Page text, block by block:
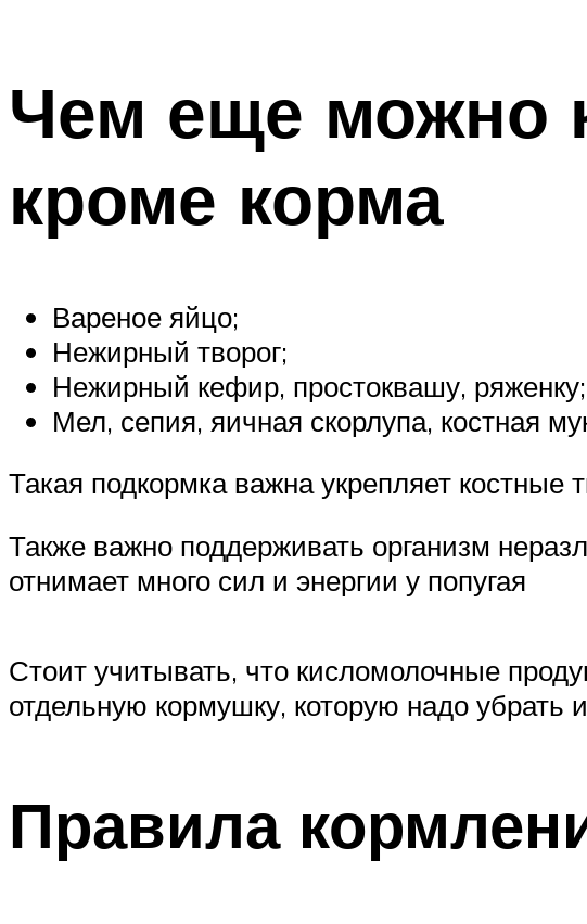
Чем еще можно
кроме корма
Вареное яйцо;
Нежирный творог;
Нежирный кефир, простоквашу, ряженку;
Мел, сепия, яичная скорлупа, костная
Такая подкормка важна укрепляет костные
Также важно поддерживать организм
отнимает много сил и энергии у попугая
Стоит учитывать, что кисломолочные
отдельную кормушку, которую надо убрать
Правила